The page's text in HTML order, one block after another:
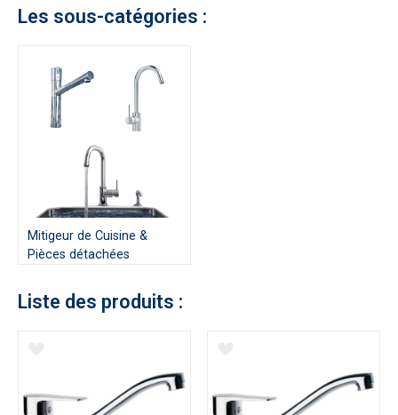
Les sous-catégories :
Mitigeur de Cuisine &
Pièces détachées
Liste des produits :